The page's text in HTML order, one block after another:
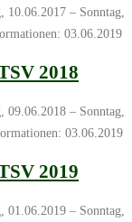
– Sonntag,
03.06.2019
2018
– Sonntag,
03.06.2019
2019
– Sonntag,